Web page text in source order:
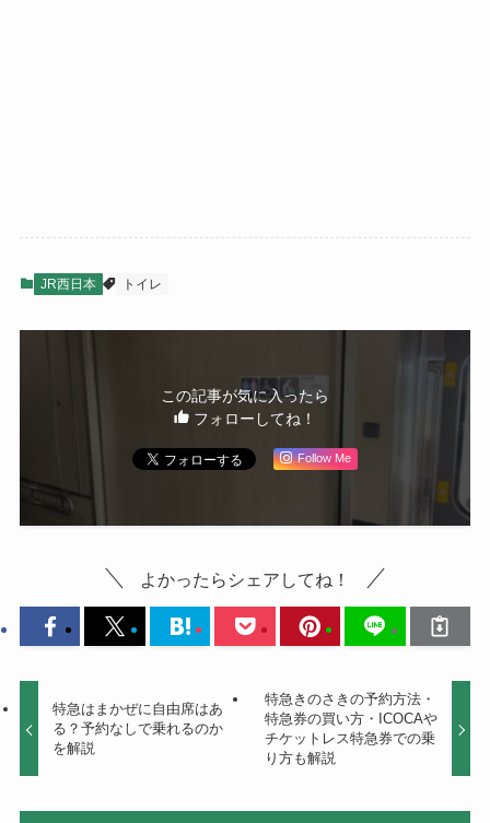
JR西日本 トイレ
この記事が気に入ったら
フォローしてね！
Follow Me
よかったらシェアしてね！
特急はまかぜに自由席はあ
る？予約なしで乗れるのか
を解説
特急きのさきの予約方法・
特急券の買い方・ICOCAや
チケットレス特急券での乗
り方も解説